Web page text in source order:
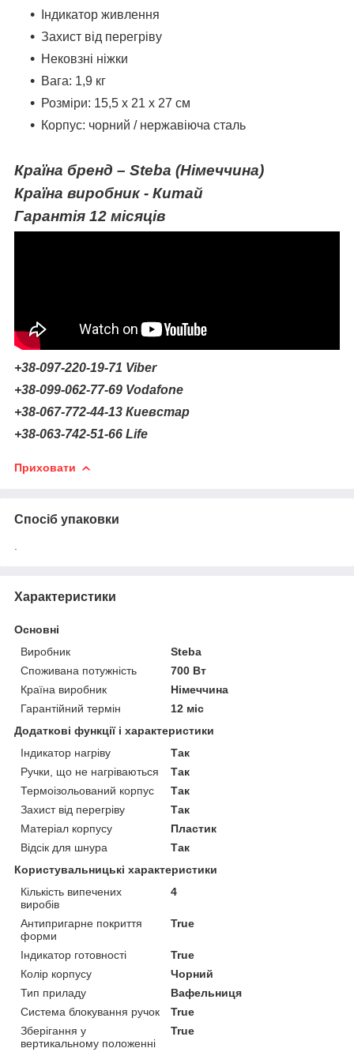
Індикатор живлення
Захист від перегріву
Нековзні ніжки
Вага: 1,9 кг
Розміри: 15,5 x 21 x 27 см
Корпус: чорний / нержавіюча сталь
Країна бренд – Steba (Німеччина)
Країна виробник - Китай
Гарантія 12 місяців
+38-097-220-19-71 Viber
+38-099-062-77-69 Vodafone
+38-067-772-44-13 Киевстар
+38-063-742-51-66 Life
Приховати
Спосіб упаковки
Характеристики
Основні
Виробник
Steba
Споживана потужність
700 Вт
Країна виробник
Німеччина
Гарантійний термін
12 міс
Додаткові функції і характеристики
Індикатор нагріву
Так
Ручки, що не нагріваються
Так
Термоізольований корпус
Так
Захист від перегріву
Так
Матеріал корпусу
Пластик
Відсік для шнура
Так
Користувальницькі характеристики
Кількість випечених
виробів
4
Антипригарне покриття
форми
True
Індикатор готовності
True
Колір корпусу
Чорний
Тип приладу
Вафельниця
Система блокування ручок
True
Зберігання у
вертикальному положенні
True